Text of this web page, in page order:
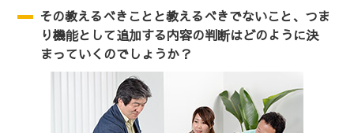
その教えるべきことと教えるべきでないこと、つま
り機能として追加する内容の判断はどのように決
まっていくのでしょうか？